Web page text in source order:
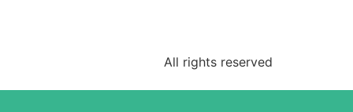
All rights reserved